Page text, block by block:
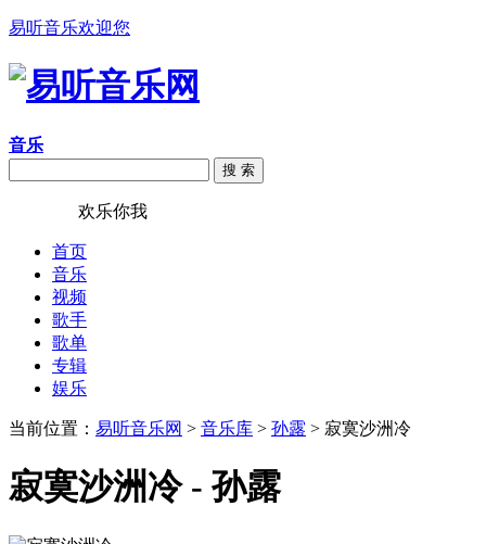
易听音乐欢迎您
音乐
搜 索
欢乐你我
首页
音乐
视频
歌手
歌单
专辑
娱乐
当前位置： 易听音乐网 > 音乐库 > 孙露 > 寂寞沙洲冷
寂寞沙洲冷 - 孙露